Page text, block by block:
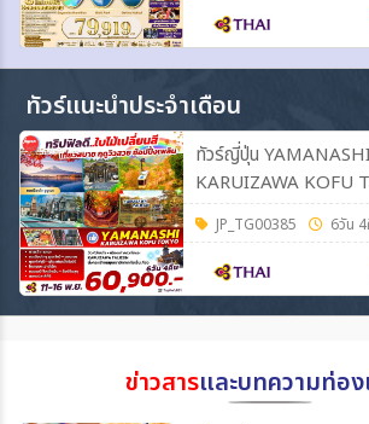
ทัวร์แนะนำประจำเดือน
ทัวร์ญี่ปุ่น
KARUIZAWA KOFU
4คืน (TG)
JP_TG00385 6วัน
ข่าวสารและบทความท่อง